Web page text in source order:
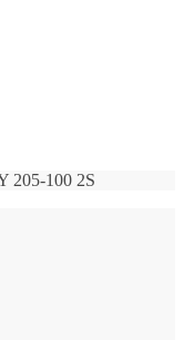
205-100 2S